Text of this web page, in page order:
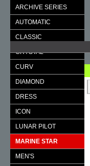
ARCHIVE SERIES
AUTOMATIC
CLASSIC
CRYSTAL
CURV
DIAMOND
DRESS
ICON
LUNAR PILOT
MARINE STAR
MEN'S